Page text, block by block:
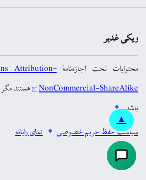
▲
ویکی غدیر
محتوایات تحت اجازه‌نامهٔAttribution-
NonCommercial-ShareAlike هستند
باشد.
سیاست حفظ حریم خصوصی
نمای رایانه